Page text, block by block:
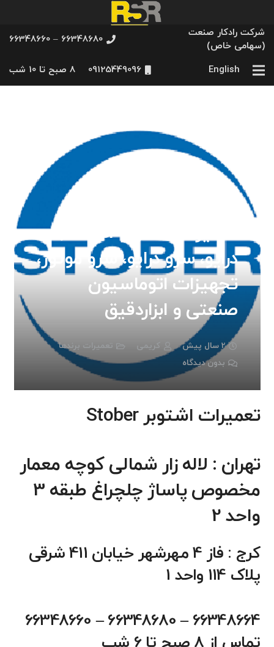
شرکت رادکار صنعت
(سهامی خاص)
66348680 – 66348660
English
09125449096 8 صبح تا 10 شب
تعمیرات اشتوبر Stober;
درایو، سرو درایو، سرو موتور،
تجهیزات اتوماسیون
صنعتی و ابزاردقیق
2 سال پیش کریمی
تعمیرات برندها
بدون دیدگاه
تعمیرات اشتوبر Stober
تهران : لاله زار شمالی کوچه معمار
مخصوص پاساژ چلچراغ طبقه 3
واحد 2
کرج : فاز 4 مهرشهر خیابان 411 شرقی
پلاک 114 واحد 1
66348664 – 66348680 – 66348660